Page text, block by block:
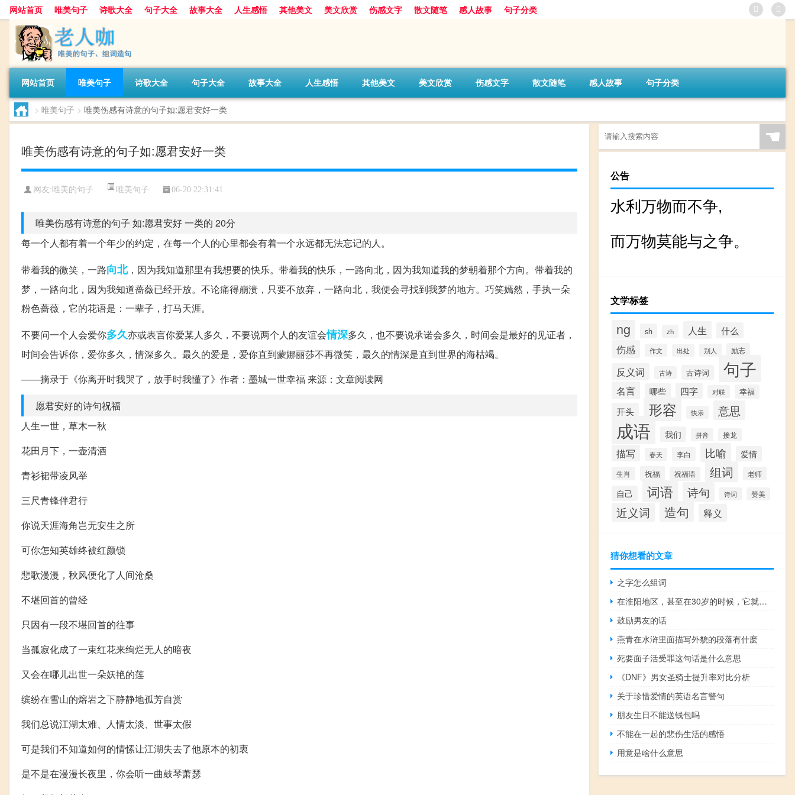
网站首页 唯美句子 诗歌大全 句子大全 故事大全 人生感悟 其他美文 美文欣赏 伤感文字 散文随笔 感人故事 句子分类
网站首页 唯美句子 诗歌大全 句子大全 故事大全 人生感悟 其他美文 美文欣赏 伤感文字 散文随笔 感人故事 句子分类
> 唯美句子 > 唯美伤感有诗意的句子如:愿君安好一类
唯美伤感有诗意的句子如:愿君安好一类
网友:唯美的句子 唯美句子 06-20 22:31:41
唯美伤感有诗意的句子 如:愿君安好 一类的 20分
每一个人都有着一个年少的约定，在每一个人的心里都会有着一个永远都无法忘记的人。
带着我的微笑，一路向北，因为我知道那里有我想要的快乐。带着我的快乐，一路向北，因为我知道我的梦朝着那个方向。带着我的
梦，一路向北，因为我知道蔷薇已经开放。不论痛得崩溃，只要不放弃，一路向北，我便会寻找到我梦的地方。巧笑嫣然，手执一朵
粉色蔷薇，它的花语是：一辈子，打马天涯。
不要问一个人会爱你多久亦或表言你爱某人多久，不要说两个人的友谊会情深多久，也不要说承诺会多久，时间会是最好的见证者，
时间会告诉你，爱你多久，情深多久。最久的爱是，爱你直到蒙娜丽莎不再微笑，最久的情深是直到世界的海枯竭。
——摘录于《你离开时我哭了，放手时我懂了》作者：墨城一世幸福 来源：文章阅读网
愿君安好的诗句祝福
人生一世，草木一秋
花田月下，一壶清酒
青衫裙带凌风举
三尺青锋伴君行
你说天涯海角岂无安生之所
可你怎知英雄终被红颜锁
悲歌漫漫，秋风便化了人间沧桑
不堪回首的曾经
只因有一段不堪回首的往事
当孤寂化成了一束红花来绚烂无人的暗夜
又会在哪儿出世一朵妖艳的莲
缤纷在雪山的熔岩之下静静地孤芳自赏
我们总说江湖太难、人情太淡、世事太假
可是我们不知道如何的情愫让江湖失去了他原本的初衷
是不是在漫漫长夜里，你会听一曲鼓琴萧瑟
☚
公告
水利万物而不争,
而万物莫能与之争。
文学标签
ng sh zh 人生 什么
伤感 作文 出处 别人 励志
反义词 古诗 古诗词 句子
名言 哪些 四字 对联 幸福
开头 形容 快乐 意思
成语 我们 拼音 接龙
描写 春天 李白 比喻 爱情
生肖 祝福 祝福语 组词 老师
自己 词语 诗句 诗词 赞美
近义词 造句 释义
猜你想看的文章
之字怎么组词
在淮阳地区，甚至在30岁的时候，它就被水里的人送去高斌求援疏浚
鼓励男友的话
燕青在水浒里面描写外貌的段落有什麽
死要面子活受罪这句话是什么意思
《DNF》男女圣骑士提升率对比分析
关于珍惜爱情的英语名言警句
朋友生日不能送钱包吗
不能在一起的悲伤生活的感悟
用意是啥什么意思